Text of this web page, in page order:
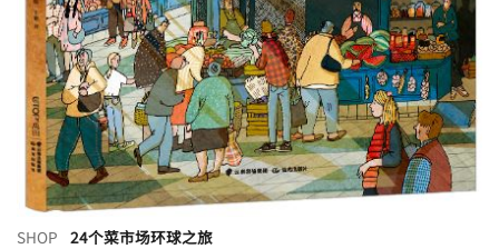
SHOP 24个菜市场环球之旅